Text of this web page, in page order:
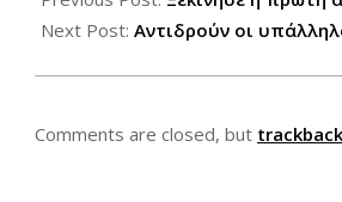
05
Next Post: Αντιδρούν οι
Comments are closed, but